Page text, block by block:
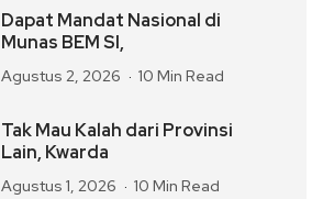
Dapat Mandat Nasional di
Munas BEM SI,
Agustus 2, 2026 10 Min Read
Tak Mau Kalah dari Provinsi
Lain, Kwarda
Agustus 1, 2026 10 Min Read